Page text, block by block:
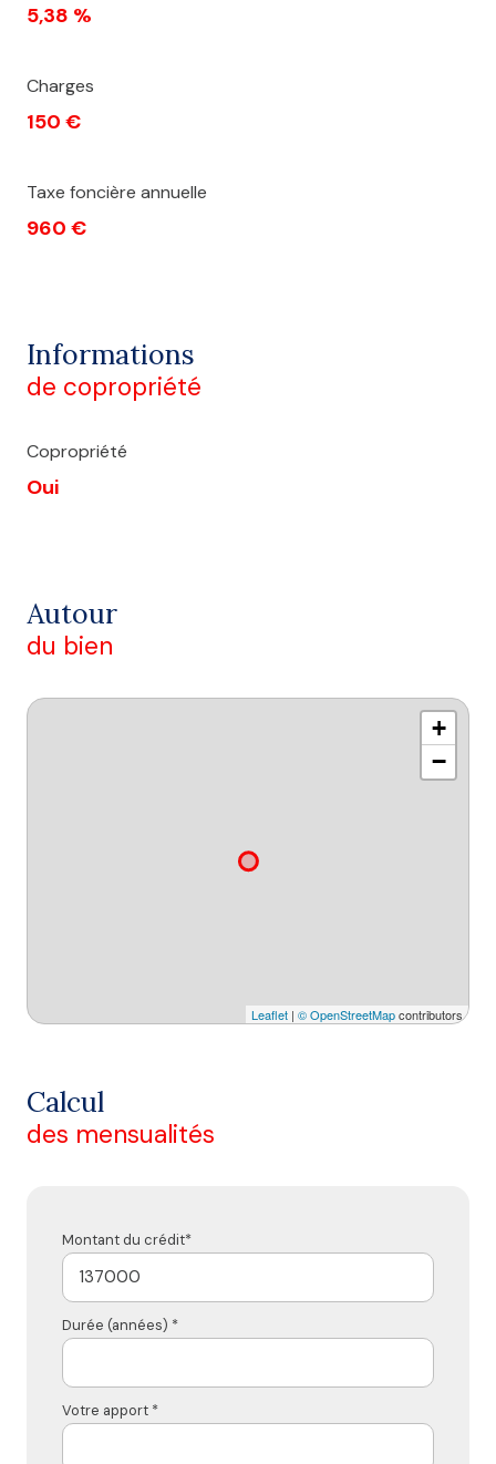
5,38 %
Charges
150 €
Taxe foncière annuelle
960 €
Informations
de copropriété
Copropriété
Oui
Autour
du bien
+
−
Leaflet | © OpenStreetMapcontributors
Calcul
des mensualités
Montant du crédit*
Durée (années) *
Votre apport *